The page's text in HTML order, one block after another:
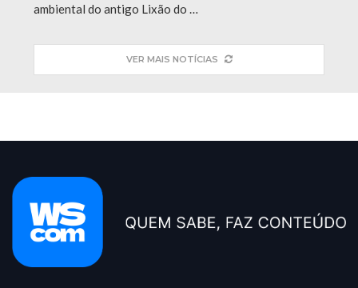
ambiental do antigo Lixão do …
VER MAIS NOTÍCIAS